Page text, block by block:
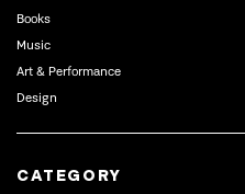
Books
Music
Art & Performance
Design
CATEGORY